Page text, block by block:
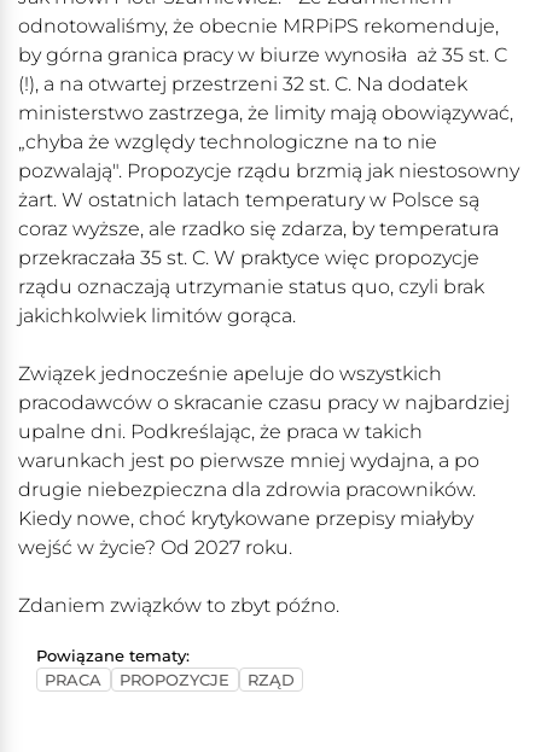
odnotowaliśmy, że obecnie MRPiPS rekomenduje,
by górna granica pracy w biurze wynosiła aż 35 st. C
(!), a na otwartej przestrzeni 32 st. C. Na dodatek
ministerstwo zastrzega, że limity mają obowiązywać,
„chyba że względy technologiczne na to nie
pozwalają". Propozycje rządu brzmią jak niestosowny
żart. W ostatnich latach temperatury w Polsce są
coraz wyższe, ale rzadko się zdarza, by temperatura
przekraczała 35 st. C. W praktyce więc propozycje
rządu oznaczają utrzymanie status quo, czyli brak
jakichkolwiek limitów gorąca.
Związek jednocześnie apeluje do wszystkich
pracodawców o skracanie czasu pracy w najbardziej
upalne dni. Podkreślając, że praca w takich
warunkach jest po pierwsze mniej wydajna, a po
drugie niebezpieczna dla zdrowia pracowników.
Kiedy nowe, choć krytykowane przepisy miałyby
wejść w życie? Od 2027 roku.
Zdaniem związków to zbyt późno.
Powiązane tematy:
PRACA
PROPOZYCJE RZĄD